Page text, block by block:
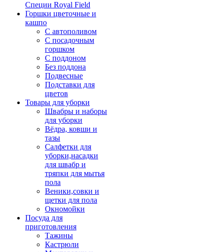
Специи Royal Field
Горшки цветочные и
кашпо
С автополивом
С посадочным
горшком
С поддоном
Без поддона
Подвесные
Подставки для
цветов
Товары для уборки
Швабры и наборы
для уборки
Вёдра, ковши и
тазы
Салфетки для
уборки,насадки
для швабр и
тряпки для мытья
пола
Веники,совки и
щетки для пола
Окномойки
Посуда для
приготовления
Тажины
Кастрюли